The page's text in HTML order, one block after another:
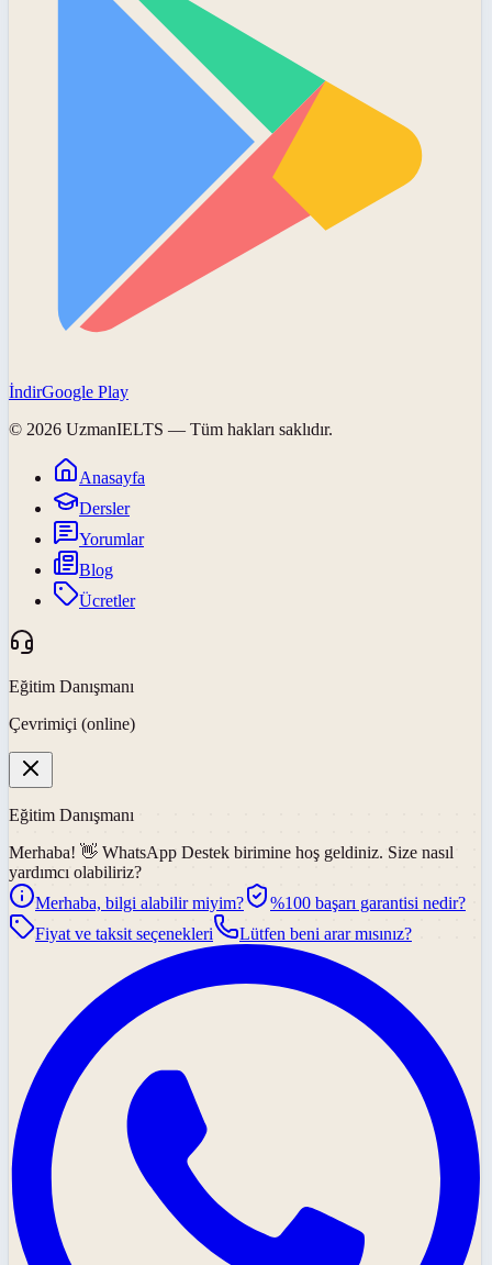
İndirGoogle Play
© 2026 UzmanIELTS — Tüm hakları saklıdır.
Anasayfa
Dersler
Yorumlar
Blog
Ücretler
Eğitim Danışmanı
Çevrimiçi (online)
Eğitim Danışmanı
Merhaba! 👋 WhatsApp Destek birimine hoş geldiniz. Size nasıl
yardımcı olabiliriz?
Merhaba, bilgi alabilir miyim?
%100 başarı garantisi nedir?
Fiyat ve taksit seçenekleri
Lütfen beni arar mısınız?